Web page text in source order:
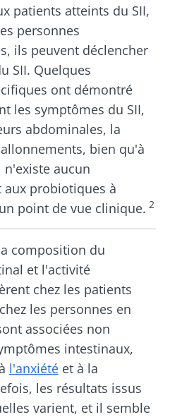
patients atteints du SII,
personnes
ils peuvent déclencher
SII. Quelques
ont démontré
les symptômes du SII,
abdominales, la
bien qu'à
aucun
aux probiotiques à
point de vue clinique. 2
composition du
et l'activité
chez les patients
les personnes en
associées non
intestinaux,
l'anxiété et à la
les résultats issus
varient, et il semble